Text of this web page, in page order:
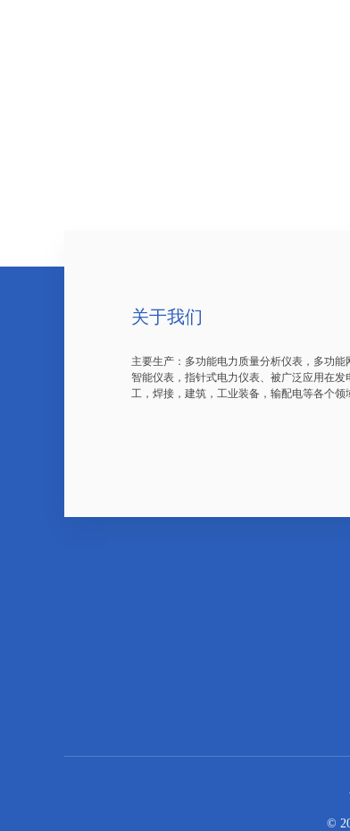
关于我们
主要生产：多功能电力质量分析仪表，多功
智能仪表，指针式电力仪表、被广泛应用在发
工，焊接，建筑，工业装备，输配电等各个领
©